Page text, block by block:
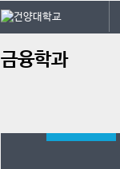
금융학과